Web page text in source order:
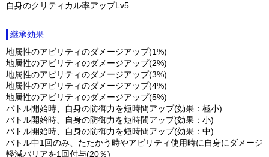
自身のクリティカル率アップLv5
継承効果
地属性のアビリティのダメージアップ(1%)
地属性のアビリティのダメージアップ(2%)
地属性のアビリティのダメージアップ(3%)
地属性のアビリティのダメージアップ(4%)
地属性のアビリティのダメージアップ(5%)
バトル開始時、自身の防御力を短時間アップ(効果：極小)
バトル開始時、自身の防御力を短時間アップ(効果：小)
バトル開始時、自身の防御力を短時間アップ(効果：中)
バトル中1回のみ、たたかう時やアビリティ使用時に自身にダメージ
軽減バリアを1回付与(20％)